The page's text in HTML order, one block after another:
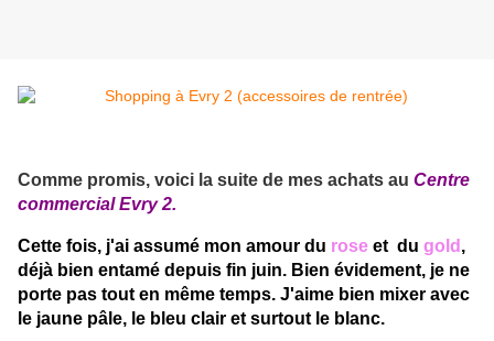
Comme promis, voici la suite de mes achats au Centre
commercial Evry 2.
Cette fois, j'ai assumé mon amour du rose et du gold,
déjà bien entamé depuis fin juin. Bien évidement, je ne
porte pas tout en même temps. J'aime bien mixer avec
le jaune pâle, le bleu clair et surtout le blanc.